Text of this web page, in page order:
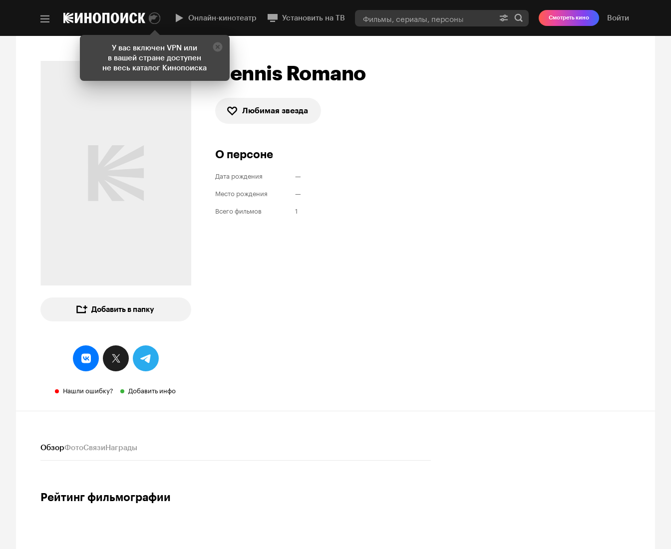
У вас включен VPN или
в вашей стране доступен
не весь каталог Кинопоиска
Онлайн-кинотеатр Установить на ТВ Смотреть кино Войти
Добавить в папку
Нашли ошибку? Добавить инфо
Dennis Romano
Любимая звезда
О персоне
Дата рождения
—
Место рождения
—
Всего фильмов
1
ОбзорФотоСвязиНаграды
Рейтинг фильмографии